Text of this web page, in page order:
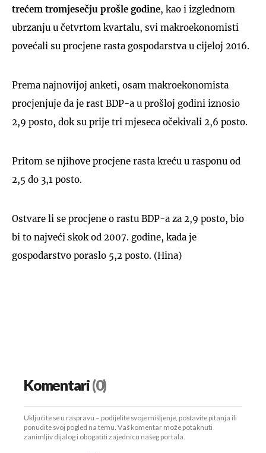
trećem tromjesečju prošle godine, kao i izglednom
ubrzanju u četvrtom kvartalu, svi makroekonomisti
povećali su procjene rasta gospodarstva u cijeloj 2016.
Prema najnovijoj anketi, osam makroekonomista
procjenjuje da je rast BDP-a u prošloj godini iznosio
2,9 posto, dok su prije tri mjeseca očekivali 2,6 posto.
Pritom se njihove procjene rasta kreću u rasponu od
2,5 do 3,1 posto.
Ostvare li se procjene o rastu BDP-a za 2,9 posto, bio
bi to najveći skok od 2007. godine, kada je
gospodarstvo poraslo 5,2 posto. (Hina)
Komentari(0)
Uključite se u raspravu – podijelite svoje mišljenje, postavite pitanja ili
ponudite svoj pogled na temu. Vaš komentar može potaknuti
zanimljiv dijalog i obogatiti zajednicu našeg portala.